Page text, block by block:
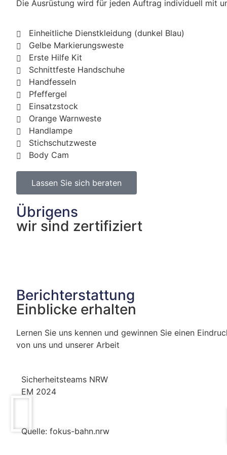
Eigensicherungstraining
Interkulturelle Kompetenz
Melde- und Berichtswesen
Zu unserer Akademie
Die Ausrüstung wird für jeden Auftrag individuell mit
Einheitliche Dienstkleidung (dunkel Blau)
Gelbe Markierungsweste
Erste Hilfe Kit
Schnittfeste Handschuhe
Handfesseln
Pfeffergel
Einsatzstock
Orange Warnweste
Handlampe
Stichschutzweste
Body Cam
Lassen Sie sich beraten
Übrigens
wir sind zertifiziert
Berichterstattung
Einblicke erhalten
Lernen Sie uns kennen und gewinnen Sie einen
von uns und unserer Arbeit
Sicherheitsteams NRW
EM 2024
Quelle: fokus-bahn.nrw